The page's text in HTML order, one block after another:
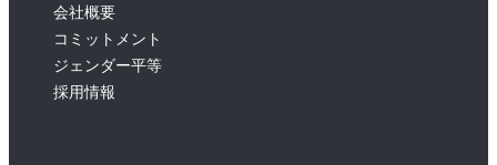
会社概要
コミットメント
ジェンダー平等
採用情報